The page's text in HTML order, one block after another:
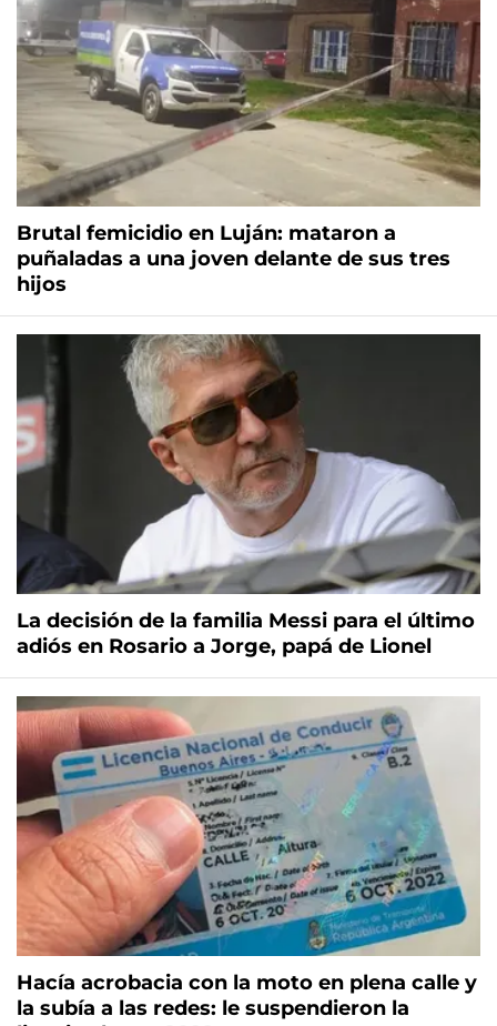
Brutal femicidio en Luján: mataron a
puñaladas a una joven delante de sus tres
hijos
La decisión de la familia Messi para el último
adiós en Rosario a Jorge, papá de Lionel
Hacía acrobacia con la moto en plena calle y
la subía a las redes: le suspendieron la